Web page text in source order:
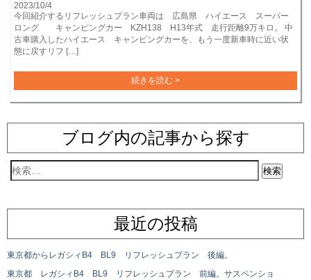
2023/10/4
今回紹介するリフレッシュプラン車両は 広島県 ハイエース スーパー
ロング キャンピングカー KZH138 H13年式 走行距離9万キロ。 中
古車購入したハイエース キャンピングカーを、もう一度新車時に近い状
態に戻すリフ […]
続きを読む >
ブログ内の記事から探す
最近の投稿
東京都からレガシィB4 BL9 リフレッシュプラン 後編。
東京都 レガシィB4 BL9 リフレッシュプラン 前編。サスペンショ